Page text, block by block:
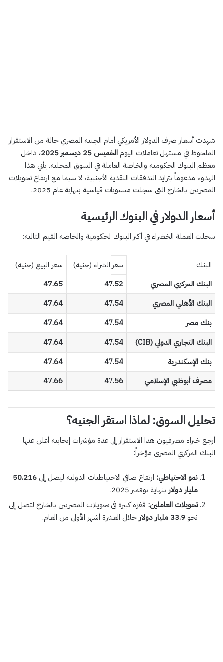
شهدت أسعار صرف الدولار الأمريكي أمام الجنيه المصري حالة من الاستقرار
الملحوظ في مستهل تعاملات اليوم الخميس 25 ديسمبر 2025
، داخل
معظم البنوك الحكومية والخاصة العاملة في السوق المحلية. يأتي هذا
الهدوء مدعوماً بتزايد التدفقات النقدية الأجنبية، لا سيما مع ارتفاع تحويلات
المصريين بالخارج التي سجلت مستويات قياسية بنهاية عام 2025.
أسعار الدولار في البنوك الرئيسية
سجلت العملة الخضراء في أكبر البنوك الحكومية والخاصة القيم التالية:
البنك سعر الشراء (جنيه)
سعر البيع (جنيه)
البنك المركزي المصري
47.52
47.65
البنك الأهلي المصري
47.54
47.64
بنك مصر
47.54
47.64
البنك التجاري الدولي (CIB)
47.54
47.64
بنك الإسكندرية
47.54
47.64
مصرف أبوظبي الإسلامي
47.56
47.66
تحليل السوق: لماذا استقر الجنيه؟
أرجع خبراء مصرفيون هذا الاستقرار إلى عدة مؤشرات إيجابية أعلن عنها
البنك المركزي المصري مؤخراً:
نمو الاحتياطي: ارتفاع صافي الاحتياطيات الدولية ليصل إلى 50.216
مليار دولار بنهاية نوفمبر 2025.
تحويلات العاملين: قفزة كبيرة في تحويلات المصريين بالخارج لتصل إلى
نحو 33.9 مليار دولار خلال العشرة أشهر الأولى من العام.